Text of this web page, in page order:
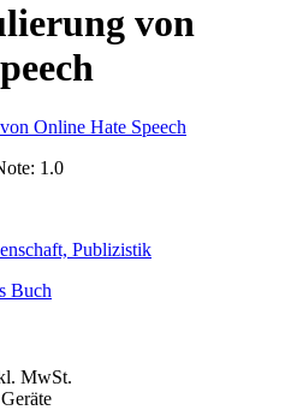
von
1.0
Publizistik
Buch
MwSt.